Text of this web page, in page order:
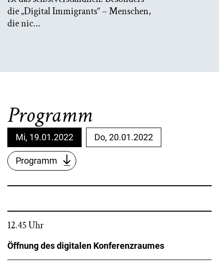
die „Digital Immigrants“ – Menschen,
die nic...
Programm
Mi, 19.01.2022 Do, 20.01.2022
Programm
12.45 Uhr
Öffnung des digitalen Konferenzraumes